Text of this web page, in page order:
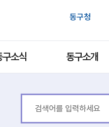
동구청
구소식 동구소개